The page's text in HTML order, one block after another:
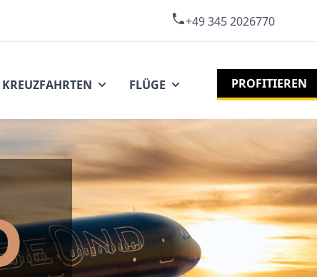
+49 345 2026770
KREUZFAHRTEN FLÜGE PROFITIEREN